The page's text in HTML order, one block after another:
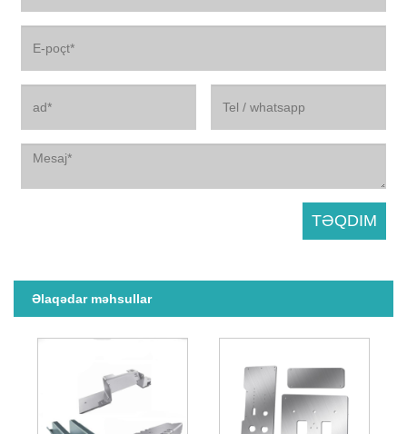
Əlaqədar məhsullar